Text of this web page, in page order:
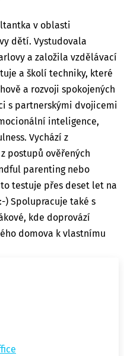
v oblasti
dětí. Vystudovala
a založila vzdělávací
a školí techniky, které
a rozvoji spokojených
s partnerskými dvojicemi
inteligence,
Vychází z
postupů ověřených
parenting nebo
testuje přes deset let na
) Spolupracuje také s
kde doprovází
domova k vlastnímu